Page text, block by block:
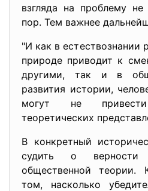
взгляда на проблему
пор. Тем важнее
"И как в естествознании
природе приводит к
другими, так и в
развития истории,
могут не
теоретических
В конкретный
судить о
общественной теории.
том, насколько